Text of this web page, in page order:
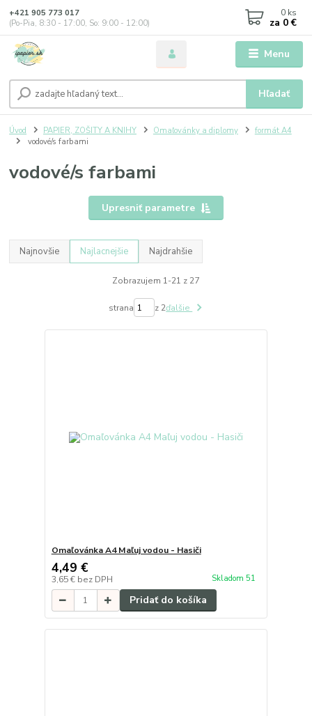
Menu
Hľadať
+421 905 773 017
(Po-Pia, 8:30 - 17:00, So: 9:00 - 12:00)
0 ks
za 0 €
Úvod PAPIER, ZOŠITY A KNIHY Omaľovánky a diplomy
formát A4
vodové/s farbami
vodové/s farbami
Upresniť parametre
Najnovšie Najlacnejšie Najdrahšie
Zobrazujem 1-21 z 27
strana z 2ďalšie
Omaľovánka A4 Maľuj vodou - Hasiči
4,49 €
3,65 € bez DPH Skladom 51
Pridať do košíka